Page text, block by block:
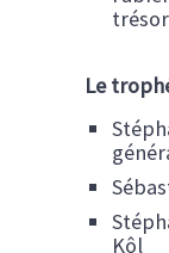
Le
Kôl